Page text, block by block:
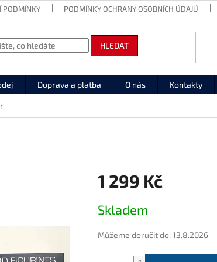
PODMÍNKY PODMÍNKY OCHRANY OSOBNÍCH ÚDAJŮ
HLEDAT
Doprava a platba O nás Kontakty
1 299 Kč
cena:
Skladem
Můžeme doručit do:13.8.2026